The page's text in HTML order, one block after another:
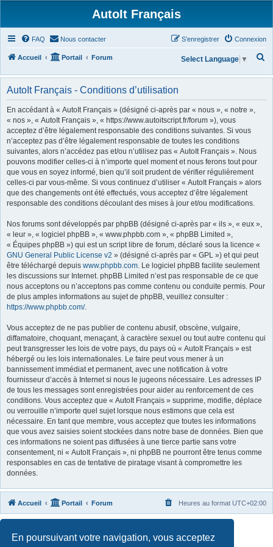
En poursuivant votre navigation, vous acceptez
AutoIt Français
FAQ Nous contacter Connexion
S’enregistrer
Accueil Portail Forum
h
Select Language ▼
AutoIt Français - Conditions d’utilisation
En accédant à « AutoIt Français » (désigné ci-après par « nous », « notre »,
« nos », « AutoIt Français », « https://www.autoitscript.fr/forum »), vous
acceptez d’être légalement responsable des conditions suivantes. Si vous
n’acceptez pas d’être légalement responsable de toutes les conditions
suivantes, alors n’accédez pas et/ou n’utilisez pas « AutoIt Français ». Nous
pouvons modifier celles-ci à n’importe quel moment et nous ferons tout pour
que vous en soyez informé, bien qu’il soit prudent de vérifier régulièrement
celles-ci par vous-même. Si vous continuez d’utiliser « AutoIt Français » alors
que des changements ont été effectués, vous acceptez d’être légalement
responsable des conditions découlant des mises à jour et/ou modifications.
Nos forums sont développés par phpBB (désigné ci-après par « ils », « eux »,
« leur », « logiciel phpBB », « www.phpbb.com », « phpBB Limited »,
« Équipes phpBB ») qui est un script libre de forum, déclaré sous la licence «
GNU General Public License v2 » (désigné ci-après par « GPL ») et qui peut
être téléchargé depuis www.phpbb.com. Le logiciel phpBB facilite seulement
les discussions sur Internet. phpBB Limited n’est pas responsable de ce que
nous acceptons ou n’acceptons pas comme contenu ou conduite permis. Pour
de plus amples informations au sujet de phpBB, veuillez consulter :
https://www.phpbb.com/.
Vous acceptez de ne pas publier de contenu abusif, obscène, vulgaire,
diffamatoire, choquant, menaçant, à caractère sexuel ou tout autre contenu qui
peut transgresser les lois de votre pays, du pays où « AutoIt Français » est
hébergé ou les lois internationales. Le faire peut vous mener à un
bannissement immédiat et permanent, avec une notification à votre
fournisseur d’accès à Internet si nous le jugeons nécessaire. Les adresses IP
de tous les messages sont enregistrées pour aider au renforcement de ces
conditions. Vous acceptez que « AutoIt Français » supprime, modifie, déplace
ou verrouille n’importe quel sujet lorsque nous estimons que cela est
nécessaire. En tant que membre, vous acceptez que toutes les informations
que vous avez saisies soient stockées dans notre base de données. Bien que
ces informations ne soient pas diffusées à une tierce partie sans votre
consentement, ni « AutoIt Français », ni phpBB ne pourront être tenus comme
responsables en cas de tentative de piratage visant à compromettre les
données.
Accueil Portail Forum Heures au format UTC+02:00
Traduit parphpBB-fr.com